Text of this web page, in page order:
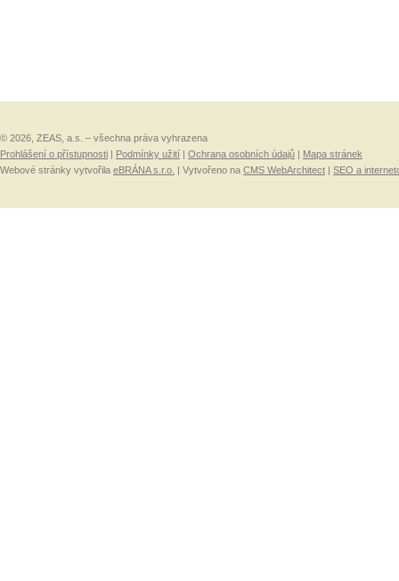
© 2026, ZEAS, a.s. – všechna práva vyhrazena
Prohlášení o přístupnosti
Podmínky užití Ochrana osobních údajů
Mapa stránek
Webové stránky vytvořila eBRÁNA s.r.o. | Vytvořeno na CMS WebArchitect SEO a